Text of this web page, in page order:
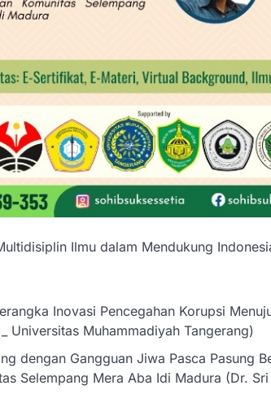
Ilmu dalam Mendukung
Inovasi Pencegahan Korupsi
Universitas Muhammadiyah Tangerang)
dengan Gangguan Jiwa Pasca Pasung
Selempang Mera Aba Idi Madura (Dr.